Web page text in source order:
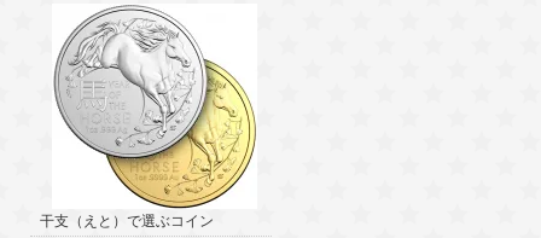
干支（えと）で選ぶコイン